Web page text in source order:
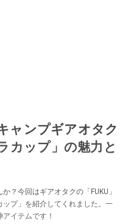
ャンプギアオタク
カップ」の魅力と
？今回はギアオタクの「FUKU」
プ」を紹介してくれました。一
イテムです！